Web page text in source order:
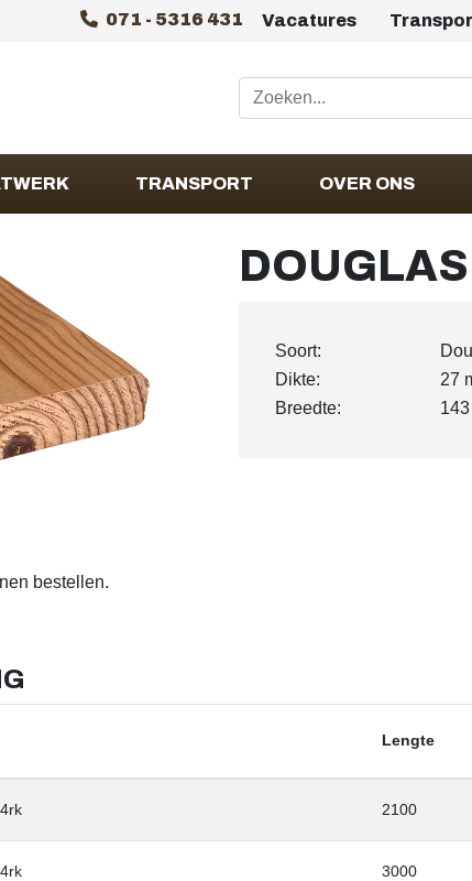
071 - 5316 431 Vacatures
TRANSPORT OVER ONS
Soort:
Dikte:
27
Breedte:
bestellen.
Lengte
2100
3000